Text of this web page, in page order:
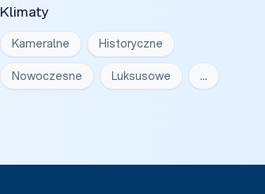
Klimaty
Kameralne Historyczne
Nowoczesne Luksusowe …